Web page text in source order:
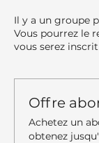
Il y a un groupe
Vous pourrez le
vous serez
Offre
Achetez un
obtenez